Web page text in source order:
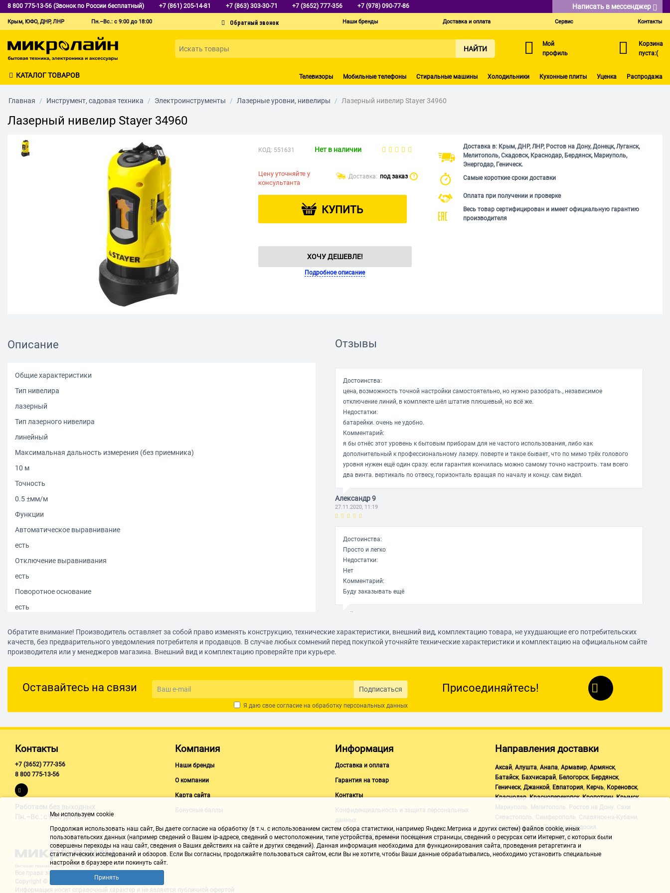
8 800 775-13-56 (Звонок по России бесплатный) +7 (861) 205-14-81 +7 (863) 303-30-71 +7 (3652) 777-356 +7 (978) 090-77-86 Написать в мессенджер
Крым, ЮФО, ДНР, ЛНР Пн.–Вс.: с 9:00 до 18:00 Наши бренды Доставка и оплата Сервис Контакты
НАЙТИ
Мой
профиль
Корзина
пуста:(
КАТАЛОГ ТОВАРОВ Телевизоры Мобильные телефоны Стиральные машины Холодильники Кухонные плиты Уценка Распродажа
Главная / Инструмент, садовая техника / Электроинструменты / Лазерные уровни, нивелиры / Лазерный нивелир Stayer 34960
Лазерный нивелир Stayer 34960
КОД: 551631 Нет в наличии
Цену уточняйте у
консультанта
Доставка: под заказ ?
КУПИТЬ
ХОЧУ ДЕШЕВЛЕ!
Подробное описание
Доставка в: Крым, ДНР, ЛНР, Ростов на Дону, Донецк, Луганск,
Мелитополь, Скадовск, Краснодар, Бердянск, Мариуполь,
Энергодар, Геническ.
Самые короткие сроки доставки
Оплата при получении и проверке
Весь товар сертифицирован и имеет официальную гарантию
производителя
Описание
Общие характеристики
Тип нивелира
лазерный
Тип лазерного нивелира
линейный
Максимальная дальность измерения (без приемника)
10 м
Точность
0.5 ±мм/м
Функции
Автоматическое выравнивание
есть
Отключение выравнивания
есть
Поворотное основание
есть
Количество перекрестий (угол 90°)
1
Количество вертикальных линий
Угол самовыравнивания
4 °
Цвет луча
красный
Количество лучей
2 шт.
Резьба под штатив 5/8"
есть
Элементы питания
АА (2 шт.)
Отзывы
Достоинства:
цена, возможность точной настройки самостоятельно, но нужно разобрать., независимое
отключение линий, в комплекте шёл штатив плюшевый, но всё же.
Недостатки:
батарейки. очень не удобно.
Комментарий:
я бы отнёс этот уровень к бытовым приборам для не частого использования, либо как
дополнительный к профессиональному лазеру. поверте и такое бывает, что по мимо трёх голового
уровня нужен ещё один сразу. если гарантия кончилась можно самому точно настроить. там всего
два винта. вертикаль по отвесу, горизонталь вращая по началу и концу. сам видел.
Александр 9
27.11.2020, 11:19
Достоинства:
Просто и легко
Недостатки:
Нет
Комментарий:
Буду заказывать ещё
Борис 2
27.11.2020, 11:19
НАПИСАТЬ ОТЗЫВ
Обратите внимание! Производитель оставляет за собой право изменять конструкцию, технические характеристики, внешний вид, комплектацию товара, не ухудшающие его потребительских
качеств, без предварительного уведомления потребителя и продавцов. В случае любых сомнений перед покупкой уточняйте технические характеристики и комплектацию на официальном сайте
производителя или у менеджеров магазина. Внешний вид и комплектацию проверяйте при курьере.
Оставайтесь на связи Подписаться
Я даю свое согласие на обработку персональных данных
Присоединяйтесь!
Контакты
+7 (3652) 777-356
8 800 775-13-56
Работаем без выходных
Пн.–Вс.: с 9:00 до 18:00
Компания
Наши бренды
О компании
Карта сайта
Бонусные баллы
Информация
Доставка и оплата
Гарантия на товар
Контакты
Конфиденциальность и защита персональных
данных
Пользовательское соглашение
Направления доставки
Аксай, Алушта, Анапа, Армавир, Армянск,
Батайск, Бахчисарай, Белогорск, Бердянск,
Геническ, Джанкой, Евпатория, Керчь, Кореновск,
Краснодар,Красноперекопск,Кропоткин,Крымск,
Мариуполь Мелитополь Ростов на Дону Саки
Севастополь Симферополь Славянск-на-Кубани
Судак,Таганрог,Темрюк,Феодосия
Черноморское ,Щелкино,Ялта
Все права защищены "Микролайн"
Copyright © 2002-2026
Информация носит справочный характер и не является публичной офертой
Мы используем cookie
Продолжая использовать наш cайт, Вы даете согласие на обработку (в т.ч. с использованием систем сбора статистики, например Яндекс.Метрика и других систем) файлов cookie, иных
пользовательских данных (например сведений о Вашем ip-адресе, сведений о местоположении, типе устройства, времени посещения страницы, сведений о ресурсах сети Интернет, с которых были
совершены переходы на наш сайт, сведения о Ваших действиях на сайте и других сведений). Данная информация необходима для функционирования сайта, проведения ретаргетинга и
статистических исследований и обзоров. Если Вы согласны, продолжайте пользоваться сайтом, если Вы не хотите, чтобы Ваши данные обрабатывались, необходимо установить специальные
настройки в браузере или покинуть сайт.
Принять